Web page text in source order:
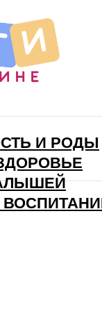
И РОДЫ